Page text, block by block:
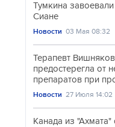
Тумкина
Сиане
Новости 03 Мая 08:32
Терапевт
предостерегла от
препаратов при
Новости 27 Июля 14:02
Канада из "Ахмата"